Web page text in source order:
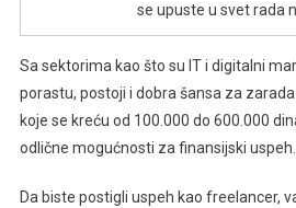
se upuste u svet rada
Sa sektorima kao što su IT i digitalni
porastu, postoji i dobra šansa za
koje se kreću od 100.000 do 600.000
odlične mogućnosti za finansijski uspeh.
Da biste postigli uspeh kao freelancer,